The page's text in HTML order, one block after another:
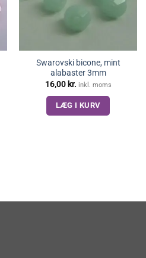
Swarovski bicone, mint
alabaster 3mm
16,00 kr. inkl. moms
LÆG I KURV